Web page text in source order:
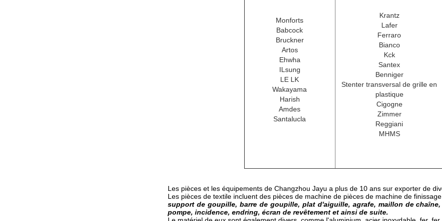
Monforts
Babcock
Bruckner
Artos
Ehwha
ILsung
LE LK
Wakayama
Harish
Amdes
Santalucla
Krantz
Lafer
Ferraro
Bianco
Kck
Santex
Benniger
Stenter transversal de grille en
plastique
Cigogne
Zimmer
Reggiani
MHMS
Les pièces et les équipements de Changzhou Jayu a plus de 10 ans sur exporter de
Les pièces de textile incluent des pièces de machine de pièces de machine de
support de goupille, barre de goupille, plat d'aiguille, agrafe, maillon de
pompe, incidence, endring, écran de revêtement et ainsi de suite.